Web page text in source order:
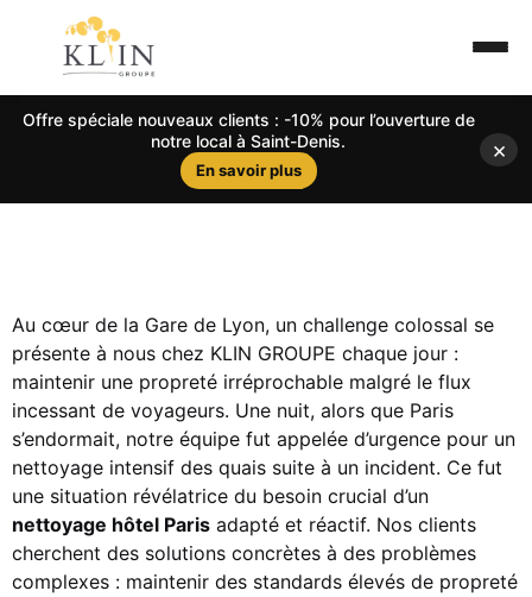
Offre spéciale nouveaux clients : -10% pour l’ouverture de
notre local à Saint-Denis.
En savoir plus
×
Au cœur de la Gare de Lyon, un challenge colossal se
présente à nous chez KLIN GROUPE chaque jour :
maintenir une propreté irréprochable malgré le flux
incessant de voyageurs. Une nuit, alors que Paris
s’endormait, notre équipe fut appelée d’urgence pour un
nettoyage intensif des quais suite à un incident. Ce fut
une situation révélatrice du besoin crucial d’un
nettoyage hôtel Paris adapté et réactif. Nos clients
cherchent des solutions concrètes à des problèmes
complexes : maintenir des standards élevés de propreté